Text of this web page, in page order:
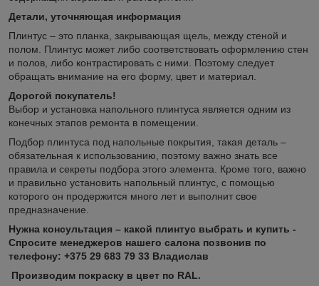
Детали, уточняющая информация
Плинтус – это планка, закрывающая щель, между стеной и
полом. Плинтус может либо соответствовать оформлению стен
и полов, либо контрастировать с ними. Поэтому следует
обращать внимание на его форму, цвет и материал.
Дорогой покупатель!
Выбор и установка напольного плинтуса является одним из
конечных этапов ремонта в помещении.
Подбор плинтуса под напольные покрытия, такая деталь –
обязательная к использованию, поэтому важно знать все
правила и секреты подбора этого элемента. Кроме того, важно
и правильно установить напольный плинтус, с помощью
которого он продержится много лет и выполнит свое
предназначение.
Нужна консультация – какой плинтус выбрать и купить -
Спросите менеджеров нашего салона позвонив по
телефону: +375 29 683 79 33 Владислав
Производим покраску в цвет по RAL.